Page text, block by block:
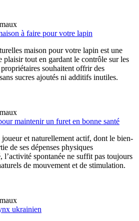
à faire pour votre lapin
maison pour votre lapin est une
plaisir tout en gardant le contrôle sur les
souhaitent offrir des
sucres ajoutés ni additifs inutiles.
maintenir un furet en bonne santé
et naturellement actif, dont le bien-
de ses dépenses physiques
spontanée ne suffit pas toujours
de mouvement et de stimulation.
ukrainien